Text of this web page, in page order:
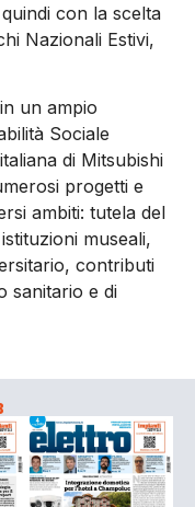
con la scelta
Nazionali Estivi,
un ampio
Sociale
di Mitsubishi
progetti e
ambiti: tutela del
museali,
contributi
sanitario e di